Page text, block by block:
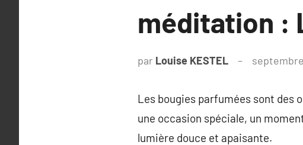
méditation :
par Louise KESTEL
Les bougies parfumées sont des
une occasion spéciale, un
lumière douce et apaisante.